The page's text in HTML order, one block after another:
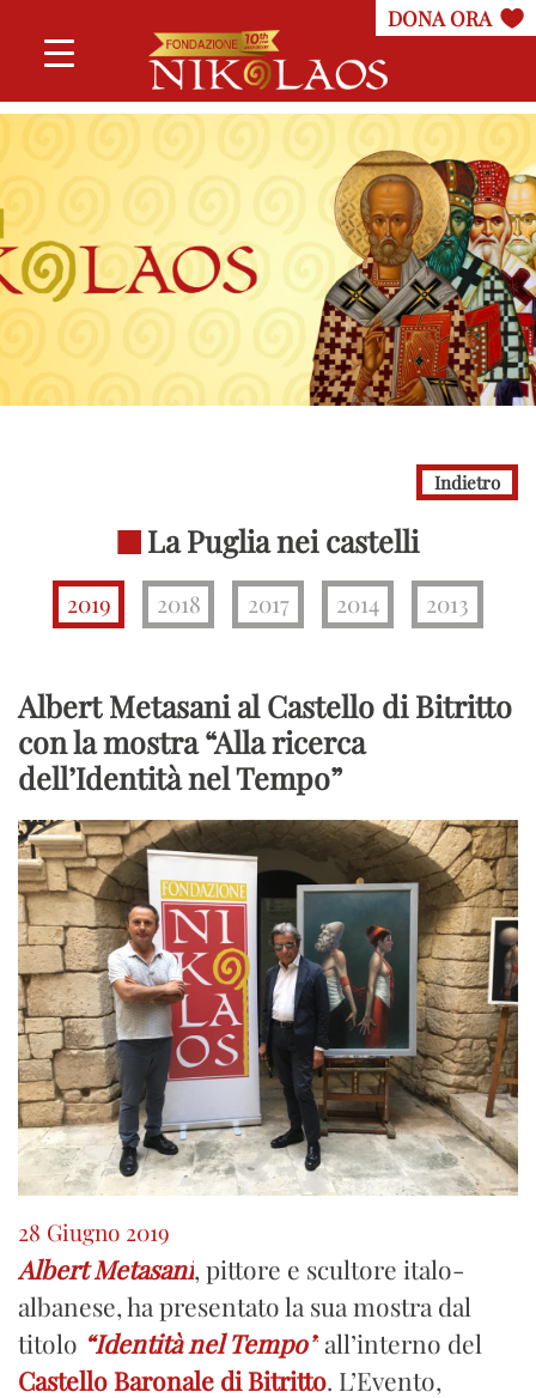
Indietro
La Puglia nei castelli
2019 2018 2017 2014 2013
Albert Metasani al Castello di Bitritto
con la mostra “Alla ricerca
dell’Identità nel Tempo”
28 Giugno 2019
Albert Metasani, pittore e scultore italo-
albanese, ha presentato la sua mostra dal
titolo “Identità nel Tempo”all’interno del
Castello Baronale di Bitritto. L’Evento,